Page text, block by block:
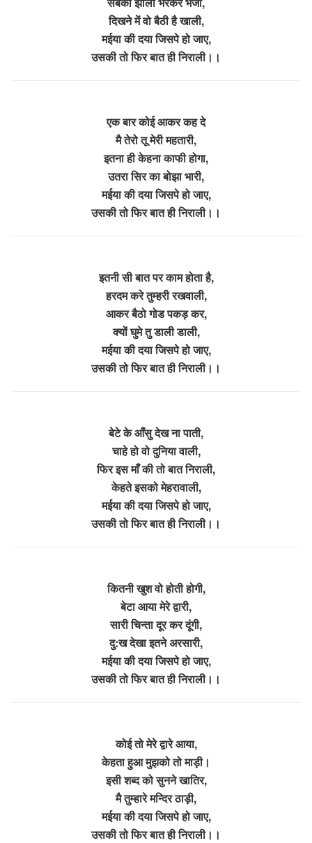
दिखने में वो बैठी है खाली,
मईया की दया जिसपे हो जाए,
उसकी तो फिर बात ही निराली।।
एक बार कोई आकर कह दे
मै तेरो तू मेरी महतारी,
इतना ही केहना काफी होगा,
उतरा सिर का बोझा भारी,
मईया की दया जिसपे हो जाए,
उसकी तो फिर बात ही निराली।।
इतनी सी बात पर काम होता है,
हरदम करे तुम्हरी रखवाली,
आकर बैठो गोड पकड़ कर,
क्यों घुमे तु डाली डाली,
मईया की दया जिसपे हो जाए,
उसकी तो फिर बात ही निराली।।
बेटे के आँसु देख ना पाती,
चाहे हो वो दुनिया वाली,
फिर इस माँ की तो बात निराली,
केहते इसको मेहरावाली,
मईया की दया जिसपे हो जाए,
उसकी तो फिर बात ही निराली।।
कितनी खुश वो होती होगी,
बेटा आया मेरे द्वारी,
सारी चिन्ता दूर कर दूंगी,
दु:ख देखा इतने अरसारी,
मईया की दया जिसपे हो जाए,
उसकी तो फिर बात ही निराली।।
कोई तो मेरे द्वारे आया,
केहता हुआ मुझको तो माड़ी।
इसी शब्द को सुनने खातिर,
मै तुम्हारे मन्दिर ठाड़ी,
मईया की दया जिसपे हो जाए,
उसकी तो फिर बात ही निराली।।